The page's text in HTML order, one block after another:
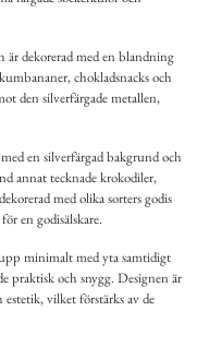
är dekorerad med en blandning
chokladsnacks och
den silverfärgade metallen,
en silverfärgad bakgrund och
annat tecknade krokodiler,
med olika sorters godis
en godisälskare.
minimalt med yta samtidigt
praktisk och snygg. Designen är
vilket förstärks av de